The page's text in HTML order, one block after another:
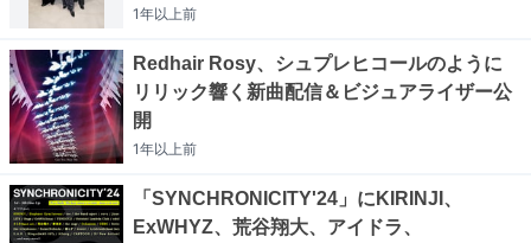
1年以上前
Redhair Rosy、シュプレヒコールのように
リリック響く新曲配信＆ビジュアライザー公
開
1年以上前
「SYNCHRONICITY'24」にKIRINJI、
ExWHYZ、荒谷翔大、アイドラ、